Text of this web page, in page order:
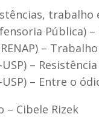
Pública)
–
USP) –
USP) – Entre o
– Cibele Rizek